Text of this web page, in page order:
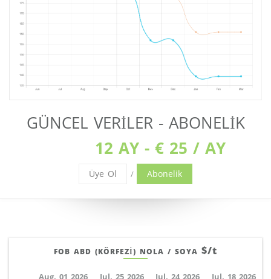
GÜNCEL VERILER - ABONELIK
12 AY - € 25 / AY
Üye Ol / Abonelik
FOB ABD (KÖRFEZI) NOLA / SOYA $/t